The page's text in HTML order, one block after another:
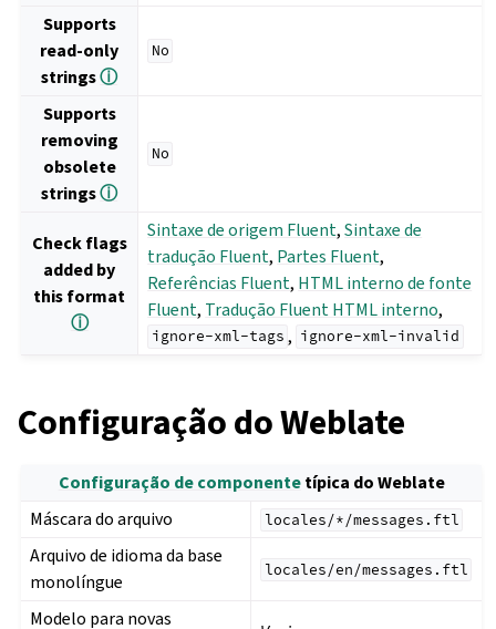
Supports
read-only
stringsⓘ
No
Supports
removing
obsolete
stringsⓘ
No
Check flags
added by
this format
ⓘ
Sintaxe de origem Fluent,Sintaxe de
tradução Fluent, Partes Fluent,
Referências Fluent, HTML interno de fonte
Fluent, Tradução Fluent HTML interno,
ignore-xml-tags , ignore-xml-invalid
Configuração do Weblate
Configuração de componentetípica do Weblate
Máscara do arquivo
locales/*/messages.ftl
Arquivo de idioma da base
monolíngue
locales/en/messages.ftl
Modelo para novas